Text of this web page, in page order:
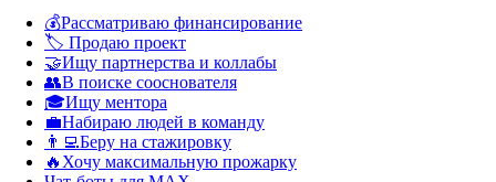
💰Рассматриваю финансирование
🏷️ Продаю проект
🤝Ищу партнерства и коллабы
👥В поиске сооснователя
🎓Ищу ментора
💼Набираю людей в команду
👨‍💻Беру на стажировку
🔥Хочу максимальную прожарку